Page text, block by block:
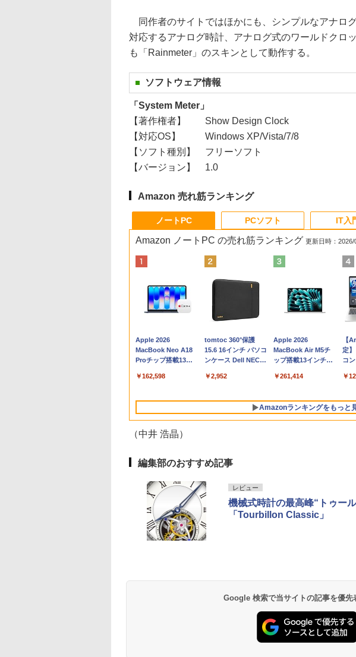
同作者のサイトではほかにも、シンプルなアナロ
対応するアナログ時計、アナログ式のワールドクロ
も「Rainmeter」のスキンとして動作する。
ソフトウェア情報
「System Meter」
【著作権者】
Show Design Clock
【対応OS】
Windows XP/Vista/7/8
【ソフト種別】
フリーソフト
【バージョン】
1.0
Amazon 売れ筋ランキング
ノートPC
Amazon ノートPC の売れ筋ランキング 更新日時：2026/
Apple 2026
MacBook Neo A18
Proチップ搭載13イ
AIとApple
Retinaディスプレ
512GB SSD、1080p
FaceTime HDカメ
ラ、Touch ID - イン
AppleCare+ for 13イ
Neo(A18 Pro)|ダウン
ロード版
￥162,598
tomtoc 360°保護
15.6 16インチ パソコ
ンケース Dell NEC
dynabook Lenovo
￥2,952
Apple 2026
MacBook Air M5チ
ップ搭載13インチノ
Apple Intelligence、
Retinaディスプレ
イ、16GBユニファイ
ドメモリ、1TB SSD
￥261,414
【
定
コ
￥
Amazonランキングをもっと
PCソフト
Robloxギフトカード
- 800 Robux 【限定
ブロックス | オンラ
Robloxギフトカード
- 1000 Robux 【限定
ブロックス |オンライ
10/mac対応|PC2台
ロ
IT入
生成AIパスポート公
式テキスト 第４版
AIイラスト表現辞典:
思い通りの絵を引き
Labo)
もコンテンツ作成に
非エンジニアのため
のAIコーディング入
門シリーズ
Amazon Kindle
Paperwhite (16GB)
テリー、広告なし、
Amazon Kindle - 目
に優しい、かさばら
チディスプレイ電子
ック、16GB、広告な
調節ライト、12週間
告なし、メタリック
ブラック
ト
し、
年発
（中井 浩晶）
編集部のおすすめ記事
レビュー
機械式時計の最高峰“トゥー
「Tourbillon Classic」
Google 検索で当サイトの記事を優先